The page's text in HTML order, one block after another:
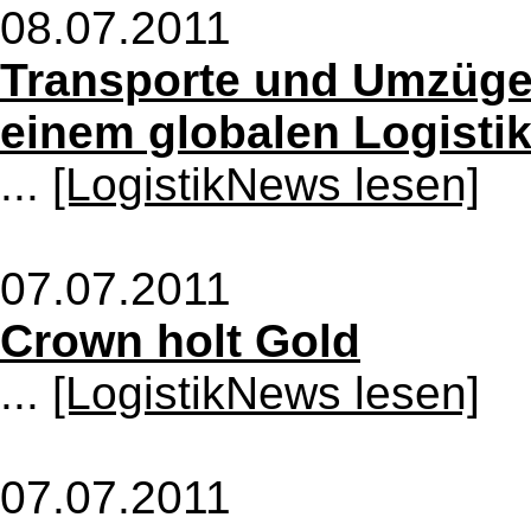
08.07.2011
Transporte und
einem globalen
... [LogistikNews lesen]
07.07.2011
Crown holt Gold
... [LogistikNews lesen]
07.07.2011